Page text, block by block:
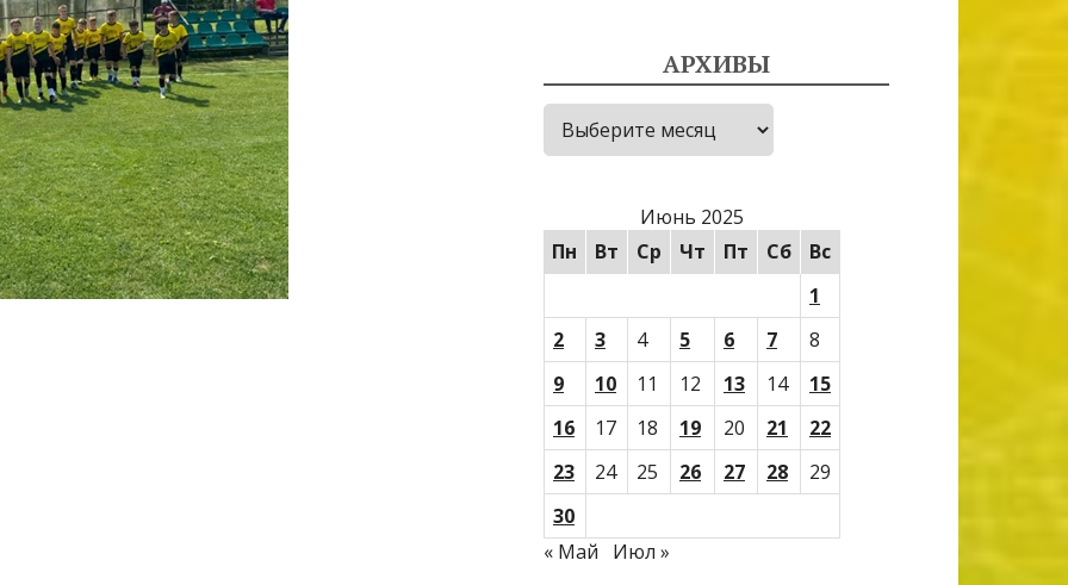
АРХИВЫ
Архивы
Июнь 2025
Пн
Вт Ср Чт Пт Сб
Вс
1
2
3 4 5 6 7
8
9
10 11 12 13 14
15
16
17 18 19 20 21
22
23
24 25 26 27 28
29
30
« Май
Июл »